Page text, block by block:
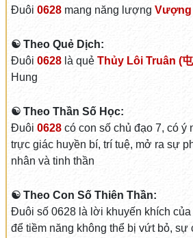
Đuôi 0628mang năng lượng Vượng
☯ Theo Quẻ Dịch:
Đuôi 0628là quẻ Thủy Lôi Truân (
Hung
☯ Theo Thần Số Học:
Đuôi 0628có con số chủ đạo 7, có ý
trực giác huyền bí, trí tuệ, mở ra sự
nhân và tinh thần
☯ Theo Con Số Thiên Thần:
Đuôi số 0628 là lời khuyến khích của
để tiềm năng không thể bị vứt bỏ,